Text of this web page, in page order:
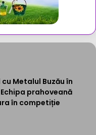
cu Metalul Buzău în
prahoveană
în competiție